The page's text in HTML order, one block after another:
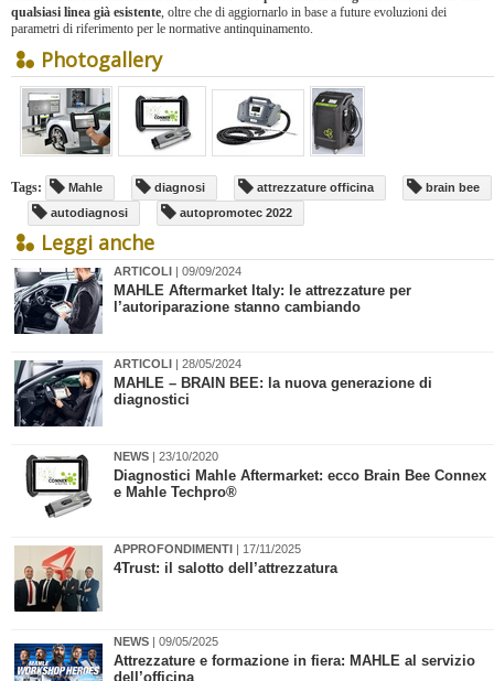
qualsiasi linea già esistente, oltre che di aggiornarlo in base a future evoluzioni dei
parametri di riferimento per le normative antinquinamento.
Photogallery
Tags: Mahle diagnosi attrezzature officina
brain bee
autodiagnosi
autopromotec 2022
Leggi anche
ARTICOLI | 09/09/2024
MAHLE Aftermarket Italy: le attrezzature per
l’autoriparazione stanno cambiando
ARTICOLI | 28/05/2024
​MAHLE – BRAIN BEE: la nuova generazione di
diagnostici
NEWS | 23/10/2020
Diagnostici Mahle Aftermarket: ecco Brain Bee Connex
e Mahle Techpro®
APPROFONDIMENTI | 17/11/2025
4Trust: il salotto dell’attrezzatura
NEWS | 09/05/2025
Attrezzature e formazione in fiera: MAHLE al servizio
dell’officina